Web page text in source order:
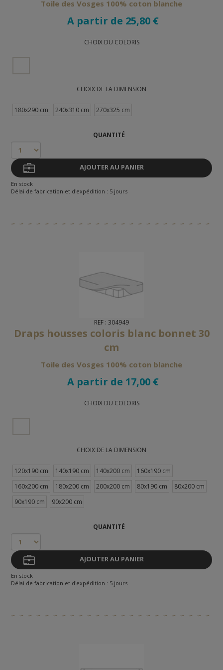
Toile des Vosges 100% coton blanche
A partir de 25,80 €
CHOIX DU COLORIS
CHOIX DE LA DIMENSION
180x290 cm 240x310 cm 270x325 cm
QUANTITÉ
AJOUTER AU PANIER
En stock
Délai de fabrication et d'expédition : 5 jours
REF : 304949
Draps housses coloris blanc bonnet 30
cm
Toile des Vosges 100% coton blanche
A partir de 17,00 €
CHOIX DU COLORIS
CHOIX DE LA DIMENSION
120x190 cm 140x190 cm 140x200 cm
160x190 cm
160x200 cm
180x200 cm 200x200 cm 80x190 cm
80x200 cm
90x190 cm
90x200 cm
QUANTITÉ
AJOUTER AU PANIER
En stock
Délai de fabrication et d'expédition : 5 jours